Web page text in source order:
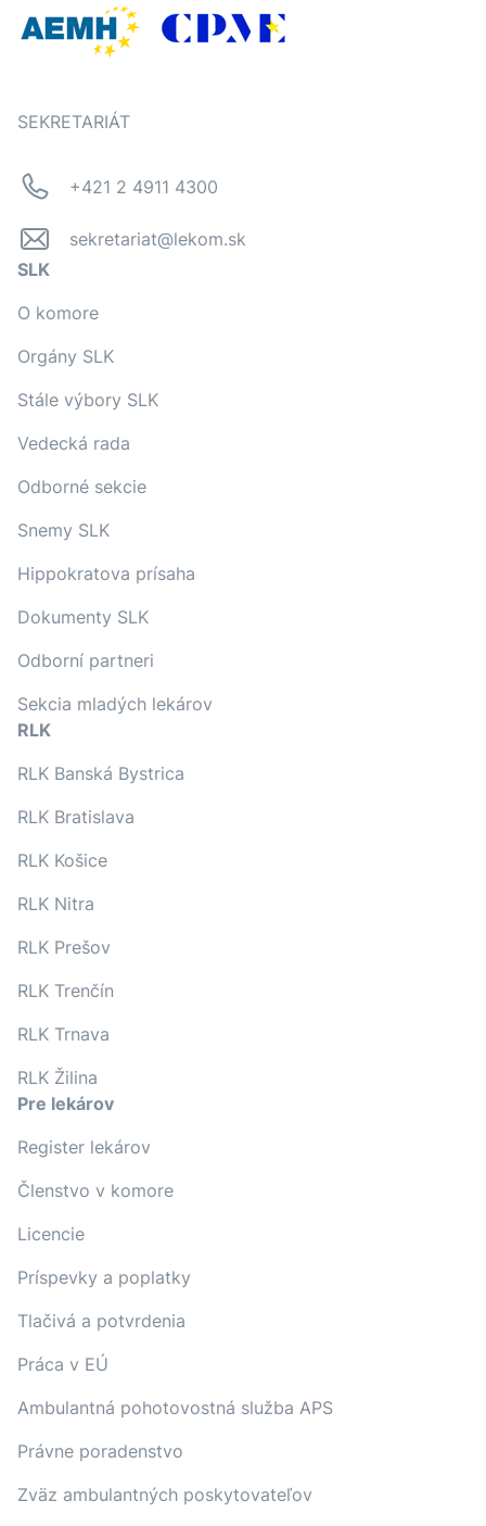
SEKRETARIÁT
+421 2 4911 4300
sekretariat@lekom.sk
SLK
O komore
Orgány SLK
Stále výbory SLK
Vedecká rada
Odborné sekcie
Snemy SLK
Hippokratova prísaha
Dokumenty SLK
Odborní partneri
Sekcia mladých lekárov
RLK
RLK Banská Bystrica
RLK Bratislava
RLK Košice
RLK Nitra
RLK Prešov
RLK Trenčín
RLK Trnava
RLK Žilina
Pre lekárov
Register lekárov
Členstvo v komore
Licencie
Príspevky a poplatky
Tlačivá a potvrdenia
Práca v EÚ
Ambulantná pohotovostná služba APS
Právne poradenstvo
Zväz ambulantných poskytovateľov